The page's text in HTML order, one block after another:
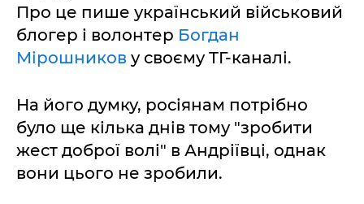
Про це пише український військовий
блогер і волонтер Богдан
Мірошников у своєму ТГ-каналі.
На його думку, росіянам потрібно
було ще кілька днів тому "зробити
жест доброї волі" в Андріївці, однак
вони цього не зробили.